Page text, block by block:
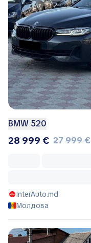
BMW 520
28 999 € 27 999 €
InterAuto.md
Молдова